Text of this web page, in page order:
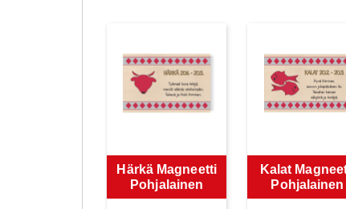
Härkä Magneetti
Pohjalainen
Kalat
Pohjalainen